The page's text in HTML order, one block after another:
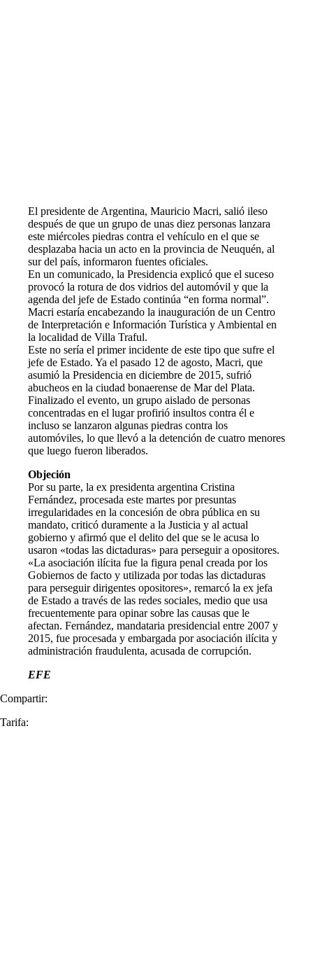
El presidente de Argentina, Mauricio Macri, salió ileso
después de que un grupo de unas diez personas lanzara
este miércoles piedras contra el vehículo en el que se
desplazaba hacia un acto en la provincia de Neuquén, al
sur del país, informaron fuentes oficiales.
En un comunicado, la Presidencia explicó que el suceso
provocó la rotura de dos vidrios del automóvil y que la
agenda del jefe de Estado continúa “en forma normal”.
Macri estaría encabezando la inauguración de un Centro
de Interpretación e Información Turística y Ambiental en
la localidad de Villa Traful.
Este no sería el primer incidente de este tipo que sufre el
jefe de Estado. Ya el pasado 12 de agosto, Macri, que
asumió la Presidencia en diciembre de 2015, sufrió
abucheos en la ciudad bonaerense de Mar del Plata.
Finalizado el evento, un grupo aislado de personas
concentradas en el lugar profirió insultos contra él e
incluso se lanzaron algunas piedras contra los
automóviles, lo que llevó a la detención de cuatro menores
que luego fueron liberados.
Objeción
Por su parte, la ex presidenta argentina Cristina
Fernández, procesada este martes por presuntas
irregularidades en la concesión de obra pública en su
mandato, criticó duramente a la Justicia y al actual
gobierno y afirmó que el delito del que se le acusa lo
usaron «todas las dictaduras» para perseguir a opositores.
«La asociación ilícita fue la figura penal creada por los
Gobiernos de facto y utilizada por todas las dictaduras
para perseguir dirigentes opositores», remarcó la ex jefa
de Estado a través de las redes sociales, medio que usa
frecuentemente para opinar sobre las causas que le
afectan. Fernández, mandataria presidencial entre 2007 y
2015, fue procesada y embargada por asociación ilícita y
administración fraudulenta, acusada de corrupción.
EFE
Compartir:
Tarifa: